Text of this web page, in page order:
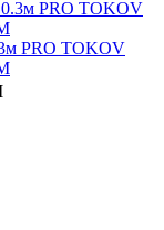
PRO TOKOV